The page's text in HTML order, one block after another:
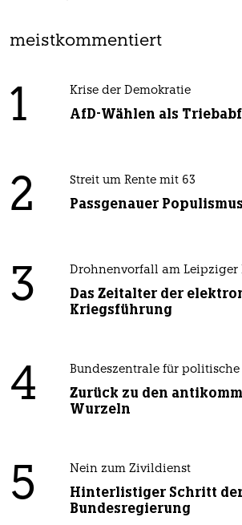
meistkommentiert
1 Krise der Demokratie
AfD-Wählen als
2 Streit um Rente mit 63
Passgenauer Populismus
3 Drohnenvorfall am Leipziger
Das Zeitalter der
Kriegsführung
4 Bundeszentrale für
Zurück zu den
Wurzeln
5 Nein zum Zivildienst
Hinterlistiger Schritt
Bundesregierung